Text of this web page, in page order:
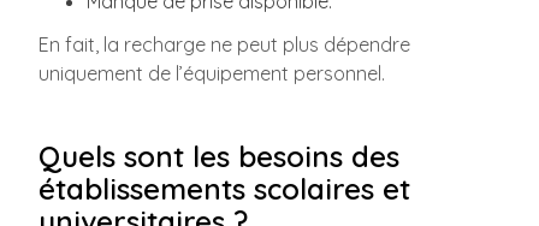
En fait, la recharge ne peut plus dépendre
uniquement de l’équipement personnel.
Quels sont les besoins des
établissements scolaires et